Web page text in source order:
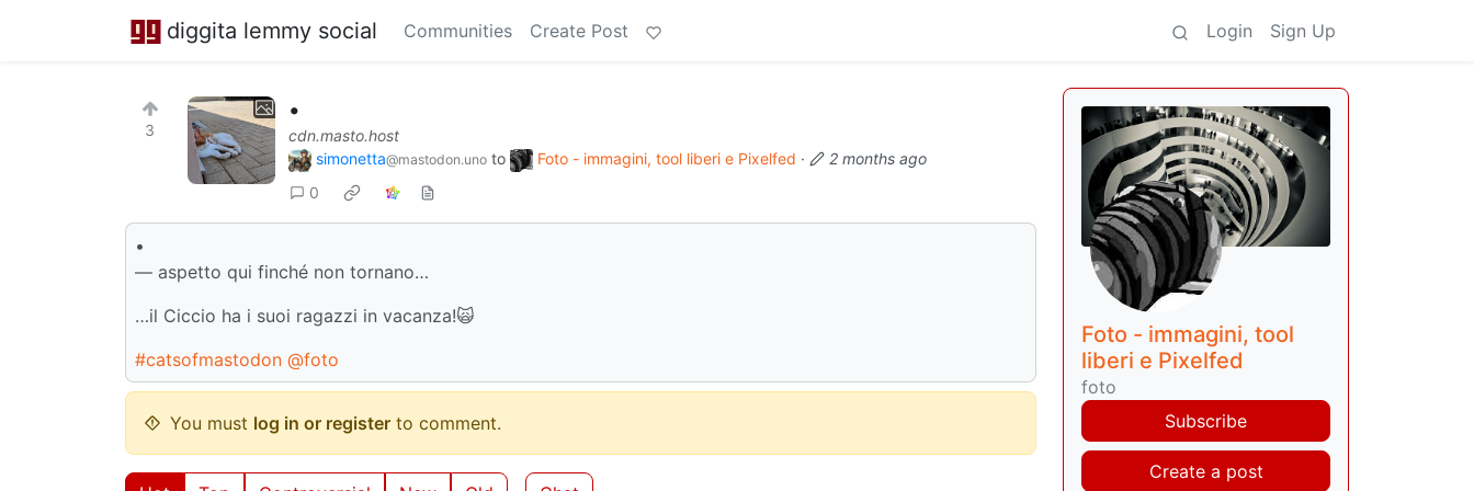
diggita lemmy social Communities Create Post Login Sign Up
3
•
cdn.masto.host
simonetta@mastodon.uno to Foto - immagini, tool liberi e Pixelfed ·
2 months ago
0
•
— aspetto qui finché non tornano…
…il Ciccio ha i suoi ragazzi in vacanza!🙀
#catsofmastodon @foto
You must log in or register to comment.
Foto - immagini, tool
liberi e Pixelfed
foto
Subscribe
Create a post